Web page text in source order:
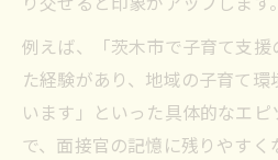
例えば、「茨木市で子育て支
た経験があり、地域の子育て
います」といった具体的なエ
で、面接官の記憶に残りやすく